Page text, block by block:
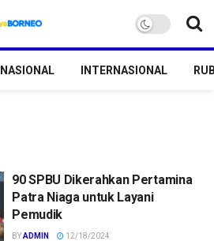
NASIONAL INTERNASIONAL
90 SPBU Dikerahkan Pertamina
Patra Niaga untuk Layani
Pemudik
BYADMIN 12/18/2024